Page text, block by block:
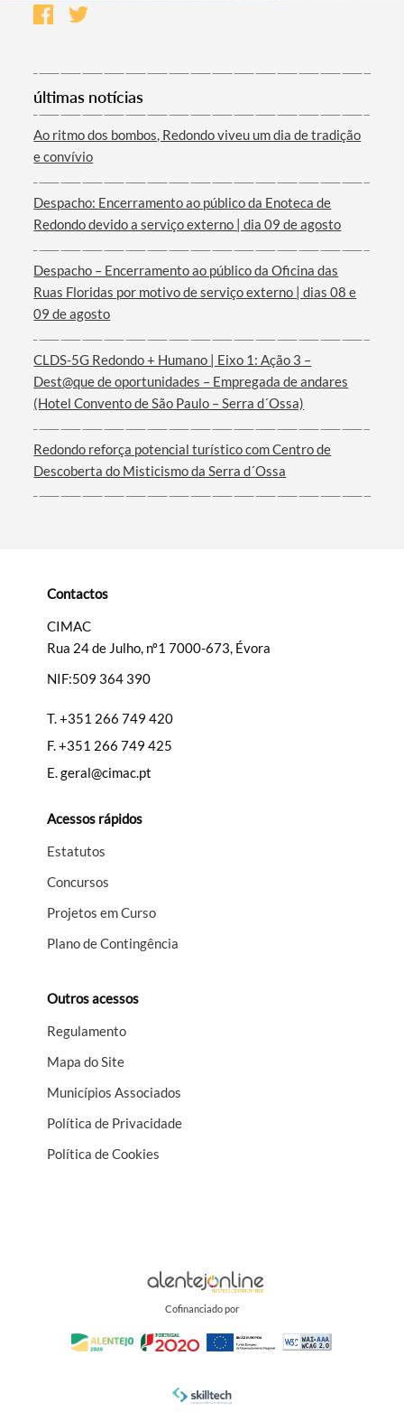
Termo de Pesquisa
Categorias gerais
Filtros
últimas notícias
Ao ritmo dos bombos, Redondo viveu um dia de tradição
e convívio
Despacho: Encerramento ao público da Enoteca de
Redondo devido a serviço externo | dia 09 de agosto
Despacho – Encerramento ao público da Oficina das
Ruas Floridas por motivo de serviço externo | dias 08 e
09 de agosto
CLDS-5G Redondo + Humano | Eixo 1: Ação 3 –
Dest@que de oportunidades – Empregada de andares
(Hotel Convento de São Paulo – Serra d´Ossa)
Redondo reforça potencial turístico com Centro de
Descoberta do Misticismo da Serra d´Ossa
Contactos
CIMAC
Rua 24 de Julho, nº1 7000-673, Évora
NIF:509 364 390
T.+351 266 749 420
F.+351 266 749 425
E.geral@cimac.pt
Acessos rápidos
Estatutos
Concursos
Projetos em Curso
Plano de Contingência
Outros acessos
Regulamento
Mapa do Site
Municípios Associados
Política de Privacidade
Política de Cookies
Cofinanciado por